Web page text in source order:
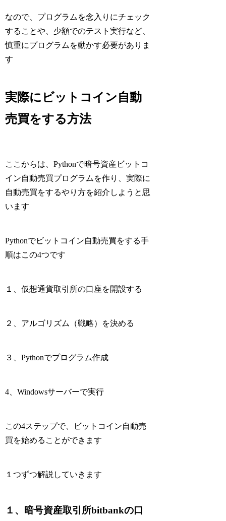
なので、プログラムを念入りにチェック
することや、少額でのテスト実行など、
慎重にプログラムを動かす必要がありま
す
実際にビットコイン自動
売買をする方法
ここからは、Pythonで暗号資産ビットコ
イン自動売買プログラムを作り、実際に
自動売買をするやり方を紹介しようと思
います
Pythonでビットコイン自動売買をする手
順はこの4つです
１、仮想通貨取引所の口座を開設する
２、 アルゴリズム（戦略）を決める
３、Pythonでプログラム作成
4、Windowsサーバーで実行
この4ステップで、ビットコイン自動売
買を始めることができます
１つずつ解説していきます
１、暗号資産取引所bitbankの口